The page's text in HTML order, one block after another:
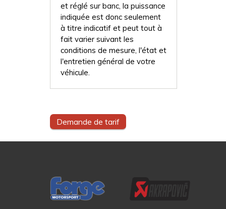
et réglé sur banc, la puissance
indiquée est donc seulement
à titre indicatif et peut tout à
fait varier suivant les
conditions de mesure, l'état et
l'entretien général de votre
véhicule.
Demande de tarif